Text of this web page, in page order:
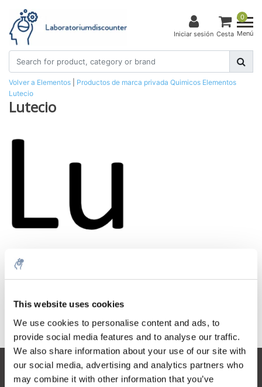
This website uses cookies
We use cookies to personalise content and ads, to
provide social media features and to analyse our traffic.
We also share information about your use of our site with
our social media, advertising and analytics partners who
may combine it with other information that you’ve
Iniciar sesión
0
Cesta Menú
Volver a Elementos Productos de marca privada Quimicos Elementos
Lutecio
Lutecio
€215,60 IVA no incluido
Atención al cliente